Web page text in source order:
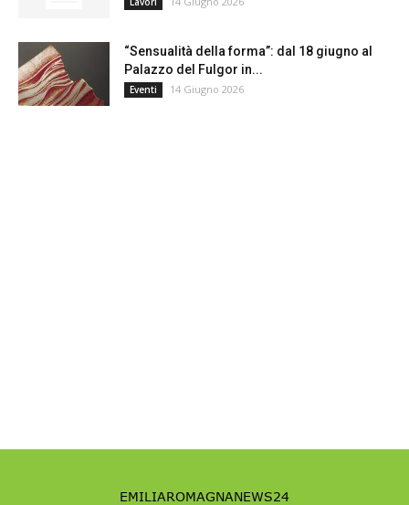
“Sensualità della forma”: dal 18 giugno al
Palazzo del Fulgor in...
Eventi 14 Giugno 2026